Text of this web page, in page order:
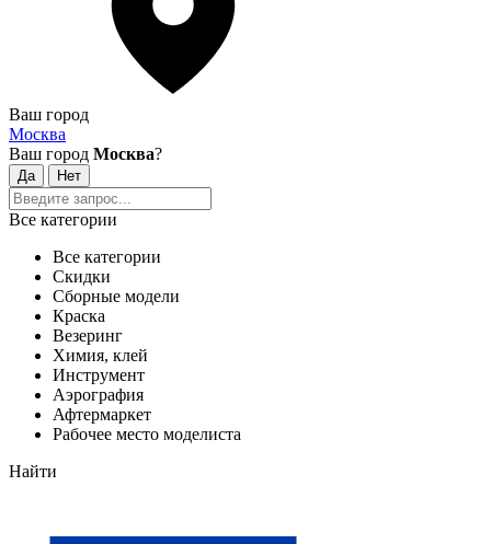
Ваш город
Москва
Ваш город Москва?
Все категории
Все категории
Скидки
Сборные модели
Краска
Везеринг
Химия, клей
Инструмент
Аэрография
Афтермаркет
Рабочее место моделиста
Найти